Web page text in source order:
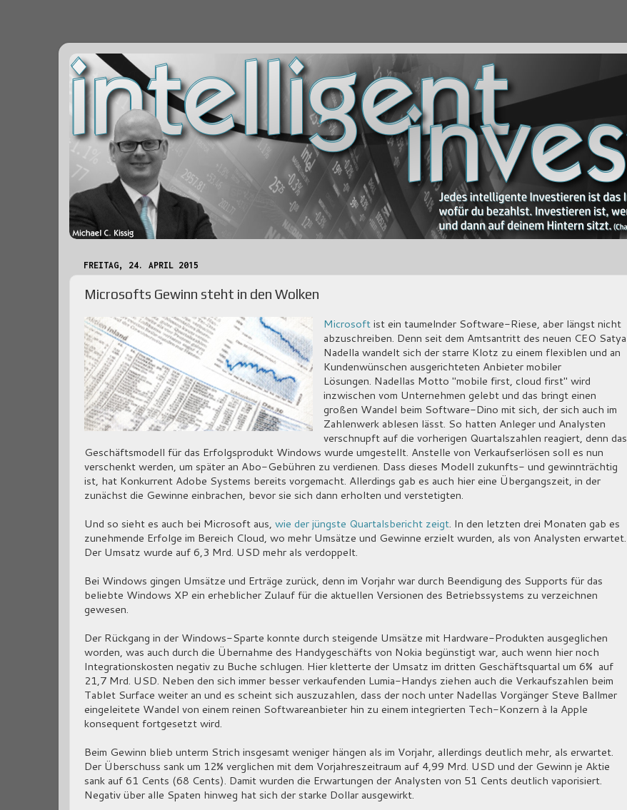
FREITAG, 24. APRIL 2015
Microsofts Gewinn steht in den Wolken
Microsoftist ein taumelnder Software-Riese, aber längst nicht
abzuschreiben. Denn seit dem Amtsantritt des neuen CEO Satya
Nadella wandelt sich der starre Klotz zu einem flexiblen und an
Kundenwünschen ausgerichteten Anbieter mobiler
Lösungen. Nadellas Motto "mobile first, cloud first" wird
inzwischen vom Unternehmen gelebt und das bringt einen
großen Wandel beim Software-Dino mit sich, der sich auch im
Zahlenwerk ablesen lässt. So hatten Anleger und Analysten
verschnupft auf die vorherigen Quartalszahlen reagiert, denn das
Geschäftsmodell für das Erfolgsprodukt Windows wurde umgestellt. Anstelle von Verkaufserlösen soll es nun
verschenkt werden, um später an Abo-Gebühren zu verdienen. Dass dieses Modell zukunfts- und gewinnträchtig
ist, hat Konkurrent Adobe Systems bereits vorgemacht. Allerdings gab es auch hier eine Übergangszeit, in der
zunächst die Gewinne einbrachen, bevor sie sich dann erholten und verstetigten.
Und so sieht es auch bei Microsoft aus, wie der jüngste Quartalsbericht zeigt. In den letzten drei Monaten gab es
zunehmende Erfolge im Bereich Cloud, wo mehr Umsätze und Gewinne erzielt wurden, als von Analysten erwartet.
Der Umsatz wurde auf 6,3 Mrd. USD mehr als verdoppelt.
Bei Windows gingen Umsätze und Erträge zurück, denn im Vorjahr war durch Beendigung des Supports für das
beliebte Windows XP ein erheblicher Zulauf für die aktuellen Versionen des Betriebssystems zu verzeichnen
gewesen.
Der Rückgang in der Windows-Sparte konnte durch steigende Umsätze mit Hardware-Produkten ausgeglichen
worden, was auch durch die Übernahme des Handygeschäfts von Nokia begünstigt war, auch wenn hier noch
Integrationskosten negativ zu Buche schlugen. Hier kletterte der Umsatz im dritten Geschäftsquartal um 6% auf
21,7 Mrd. USD. Neben den sich immer besser verkaufenden Lumia-Handys ziehen auch die Verkaufszahlen beim
Tablet Surface weiter an und es scheint sich auszuzahlen, dass der noch unter Nadellas Vorgänger Steve Ballmer
eingeleitete Wandel von einem reinen Softwareanbieter hin zu einem integrierten Tech-Konzern à la Apple
konsequent fortgesetzt wird.
Beim Gewinn blieb unterm Strich insgesamt weniger hängen als im Vorjahr, allerdings deutlich mehr, als erwartet.
Der Überschuss sank um 12% verglichen mit dem Vorjahreszeitraum auf 4,99 Mrd. USD und der Gewinn je Aktie
sank auf 61 Cents (68 Cents). Damit wurden die Erwartungen der Analysten von 51 Cents deutlich vaporisiert.
Negativ über alle Spaten hinweg hat sich der starke Dollar ausgewirkt.